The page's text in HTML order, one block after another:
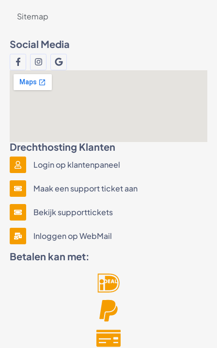
Sitemap
Social Media
Drechthosting Klanten
Login op klantenpaneel
Maak een support ticket aan
Bekijk supporttickets
Inloggen op WebMail
Betalen kan met: